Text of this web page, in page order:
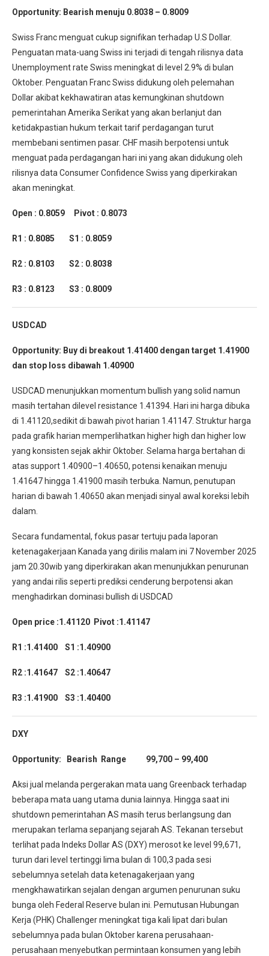
Opportunity: Bearish menuju 0.8038 – 0.8009
Swiss Franc menguat cukup signifikan terhadap U.S Dollar.
Penguatan mata-uang Swiss ini terjadi di tengah rilisnya data
Unemployment rate Swiss meningkat di level 2.9% di bulan
Oktober. Penguatan Franc Swiss didukung oleh pelemahan
Dollar akibat kekhawatiran atas kemungkinan shutdown
pemerintahan Amerika Serikat yang akan berlanjut dan
ketidakpastian hukum terkait tarif perdagangan turut
membebani sentimen pasar. CHF masih berpotensi untuk
menguat pada perdagangan hari ini yang akan didukung oleh
rilisnya data Consumer Confidence Swiss yang diperkirakan
akan meningkat.
Open : 0.8059 Pivot : 0.8073
R1 : 0.8085 S1 : 0.8059
R2 : 0.8103 S2 : 0.8038
R3 : 0.8123 S3 : 0.8009
USDCAD
Opportunity: Buy di breakout 1.41400 dengan target 1.41900
dan stop loss dibawah 1.40900
USDCAD menunjukkan momentum bullish yang solid namun
masih tertahan dilevel resistance 1.41394. Hari ini harga dibuka
di 1.41120,sedikit di bawah pivot harian 1.41147. Struktur harga
pada grafik harian memperlihatkan higher high dan higher low
yang konsisten sejak akhir Oktober. Selama harga bertahan di
atas support 1.40900–1.40650, potensi kenaikan menuju
1.41647 hingga 1.41900 masih terbuka. Namun, penutupan
harian di bawah 1.40650 akan menjadi sinyal awal koreksi lebih
dalam.
Secara fundamental, fokus pasar tertuju pada laporan
ketenagakerjaan Kanada yang dirilis malam ini 7 November 2025
jam 20.30wib yang diperkirakan akan menunjukkan penurunan
yang andai rilis seperti prediksi cenderung berpotensi akan
menghadirkan dominasi bullish di USDCAD
Open price :1.41120 Pivot :1.41147
R1 :1.41400 S1 :1.40900
R2 :1.41647 S2 :1.40647
R3 :1.41900 S3 :1.40400
DXY
Opportunity: Bearish Range 99,700 – 99,400
Aksi jual melanda pergerakan mata uang Greenback terhadap
beberapa mata uang utama dunia lainnya. Hingga saat ini
shutdown pemerintahan AS masih terus berlangsung dan
merupakan terlama sepanjang sejarah AS. Tekanan tersebut
terlihat pada Indeks Dollar AS (DXY) merosot ke level 99,671,
turun dari level tertinggi lima bulan di 100,3 pada sesi
sebelumnya setelah data ketenagakerjaan yang
mengkhawatirkan sejalan dengan argumen penurunan suku
bunga oleh Federal Reserve bulan ini. Pemutusan Hubungan
Kerja (PHK) Challenger meningkat tiga kali lipat dari bulan
sebelumnya pada bulan Oktober karena perusahaan-
perusahaan menyebutkan permintaan konsumen yang lebih